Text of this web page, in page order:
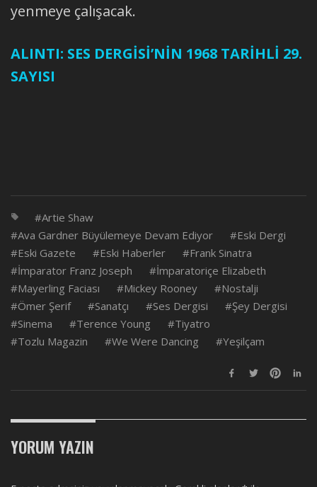
yenmeye çalışacak.
ALINTI: SES DERGİSİ’NİN 1968 TARİHLİ 29.
SAYISI
Artie Shaw
Ava Gardner Büyülemeye Devam Ediyor
Eski Dergi
Eski Gazete
Eski Haberler
Frank Sinatra
İmparator Franz Joseph
İmparatoriçe Elizabeth
Mayerling Faciası
Mickey Rooney
Nostalji
Ömer Şerif
Sanatçı Ses Dergisi
Şey Dergisi
Sinema
Terence Young
Tiyatro
Tozlu Magazin
We Were Dancing Yeşilçam
YORUM YAZIN